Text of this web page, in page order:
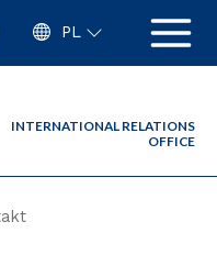
PL
INTERNATIONAL RELATIONS
OFFICE